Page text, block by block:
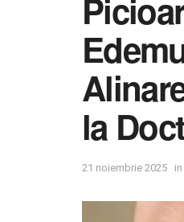
la
21 noiembrie 2025 in